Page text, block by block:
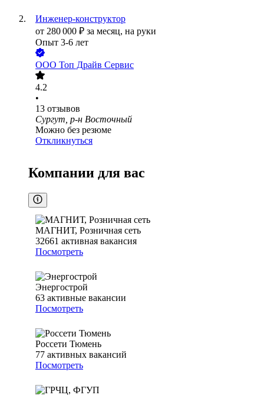
Инженер-конструктор
от 280 000 ₽ за месяц, на руки
Опыт 3-6 лет
ООО Топ Драйв Сервис
4.2
•
13 отзывов
Сургут, р-н Восточный
Можно без резюме
Откликнуться
Компании для вас
МАГНИТ, Розничная сеть
32661 активная вакансия
Посмотреть
Энергострой
63 активные вакансии
Посмотреть
Россети Тюмень
77 активных вакансий
Посмотреть